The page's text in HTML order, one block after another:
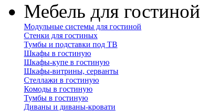
Мебель для гостиной
Модульные системы для гостиной
Стенки для гостиных
Тумбы и подставки под ТВ
Шкафы в гостиную
Шкафы-купе в гостиную
Шкафы-витрины, серванты
Стеллажи в гостиную
Комоды в гостиную
Тумбы в гостиную
Диваны и диваны-кровати